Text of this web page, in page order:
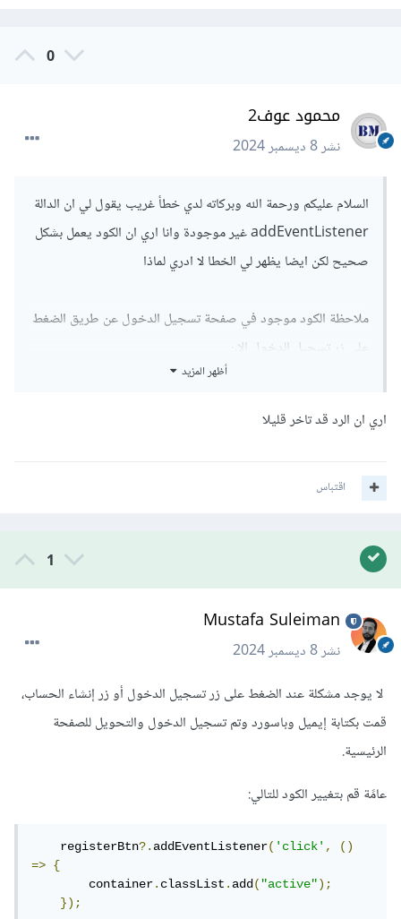
0
محمود عوف2
نشر8 ديسمبر 2024
السلام عليكم ورحمة الله وبركاته لدي خطأ غريب يقول لي ان الدالة
addEventListener غير موجودة وانا اري ان الكود يعمل بشكل
صحيح لكن ايضا يظهر لي الخطا لا ادري لماذا
ملاحظة الكود موجود في صفحة تسجيل الدخول عن طريق الضغط
علي زر تسجيل الدخول الان
New WinZip File.zip95.88 MB
أظهر المزيد
اري ان الرد قد تاخر قليلا
اقتباس
1
Mustafa Suleiman
نشر8 ديسمبر 2024
لا يوجد مشكلة عند الضغط على زر تسجيل الدخول أو زر إنشاء الحساب،
قمت بكتابة إيميل وباسورد وتم تسجيل الدخول والتحويل للصفحة
الرئيسية.
عامًة قم بتغيير الكود للتالي:
    registerBtn
?.addEventListener('click',
()
=>
{
        container
.classList.add("active");
});